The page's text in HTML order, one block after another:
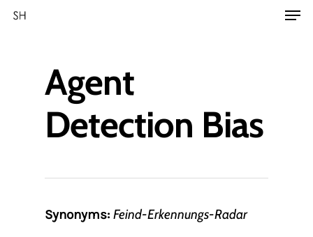
Agent
Detection Bias
Synonyms: Feind-Erkennungs-Radar